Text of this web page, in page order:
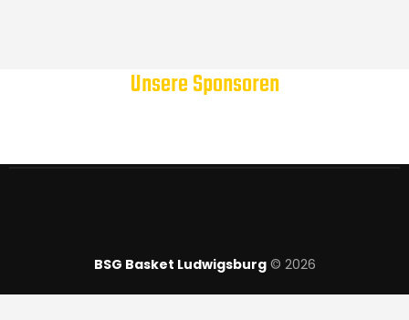
Unsere Sponsoren
BSG Basket Ludwigsburg© 2026